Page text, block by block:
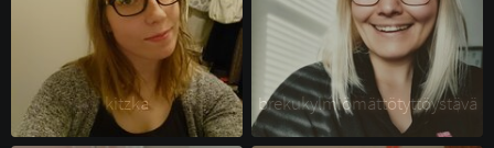
kitzka brekukylmiömättötyttöystävä